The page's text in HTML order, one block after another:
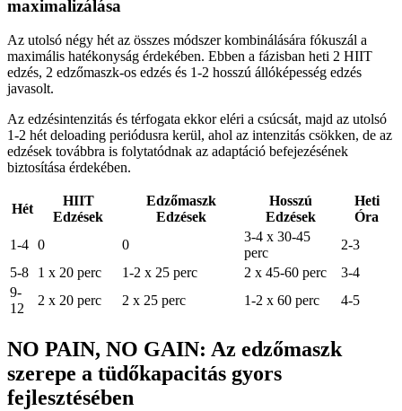
maximalizálása
Az utolsó négy hét az összes módszer kombinálására fókuszál a
maximális hatékonyság érdekében. Ebben a fázisban heti 2 HIIT
edzés, 2 edzőmaszk-os edzés és 1-2 hosszú állóképesség edzés
javasolt.
Az edzésintenzitás és térfogata ekkor eléri a csúcsát, majd az utolsó
1-2 hét deloading periódusra kerül, ahol az intenzitás csökken, de az
edzések továbbra is folytatódnak az adaptáció befejezésének
biztosítása érdekében.
Hét
HIIT
Edzések
Edzőmaszk
Edzések
Hosszú
Edzések
Heti
Óra
1-4 0 0
3-4 x 30-45
perc
2-3
5-8
1 x 20 perc 1-2 x 25 perc 2 x 45-60 perc
3-4
9-
12
2 x 20 perc 2 x 25 perc 1-2 x 60 perc 4-5
NO PAIN, NO GAIN: Az edzőmaszk
szerepe a tüdőkapacitás gyors
fejlesztésében